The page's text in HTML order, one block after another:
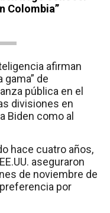
Colombia”
afirman
gama” de
pública en el
divisiones en
Biden como al
hace cuatro años,
aseguraron
de noviembre de
por